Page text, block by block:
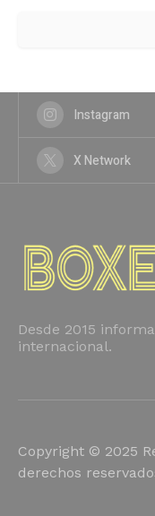
Instagram
X Network
Desde 2015
internacional.
Copyright © 2025
derechos